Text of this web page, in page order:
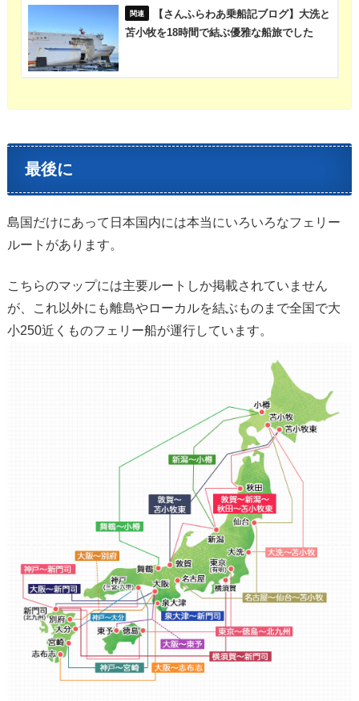
【さんふらわあ乗船記ブログ】大洗と
苫小牧を18時間で結ぶ優雅な船旅でした
最後に
島国だけにあって日本国内には本当にいろいろなフェリー
ルートがあります。
こちらのマップには主要ルートしか掲載されていません
が、これ以外にも離島やローカルを結ぶものまで全国で大
小250近くものフェリー船が運行しています。